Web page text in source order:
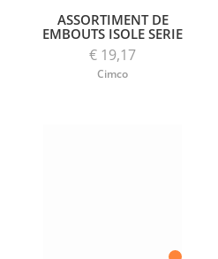
ASSORTIMENT DE
EMBOUTS ISOLE SERIE
€ 19,17
Cimco